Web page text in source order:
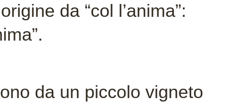
da “col l’anima”:
da un piccolo vigneto